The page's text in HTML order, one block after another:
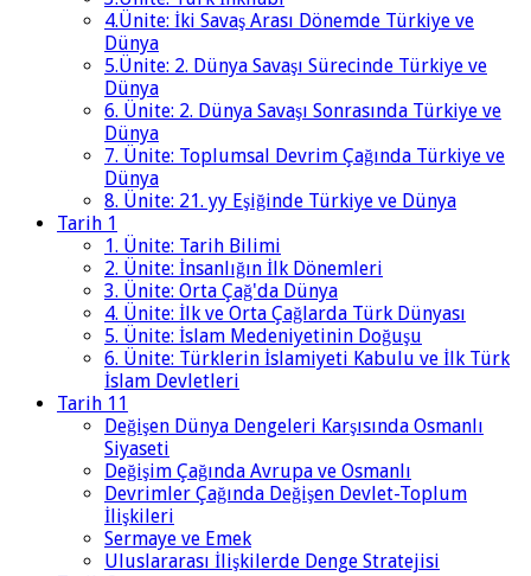
4.Ünite: İki Savaş Arası Dönemde Türkiye ve
Dünya
5.Ünite: 2. Dünya Savaşı Sürecinde Türkiye ve
Dünya
6. Ünite: 2. Dünya Savaşı Sonrasında Türkiye ve
Dünya
7. Ünite: Toplumsal Devrim Çağında Türkiye ve
Dünya
8. Ünite: 21. yy Eşiğinde Türkiye ve Dünya
Tarih 1
1. Ünite: Tarih Bilimi
2. Ünite: İnsanlığın İlk Dönemleri
3. Ünite: Orta Çağ'da Dünya
4. Ünite: İlk ve Orta Çağlarda Türk Dünyası
5. Ünite: İslam Medeniyetinin Doğuşu
6. Ünite: Türklerin İslamiyeti Kabulu ve İlk Türk
İslam Devletleri
Tarih 11
Değişen Dünya Dengeleri Karşısında Osmanlı
Siyaseti
Değişim Çağında Avrupa ve Osmanlı
Devrimler Çağında Değişen Devlet-Toplum
İlişkileri
Sermaye ve Emek
Uluslararası İlişkilerde Denge Stratejisi